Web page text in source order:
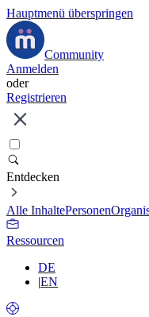
Hauptmenü überspringen
Community
Anmelden
oder
Registrieren
Entdecken
Alle InhaltePersonen
Ressourcen
DE
|EN